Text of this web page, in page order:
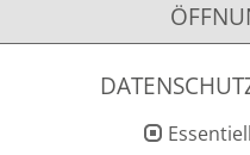
09.00 - 12.00
Essentiell